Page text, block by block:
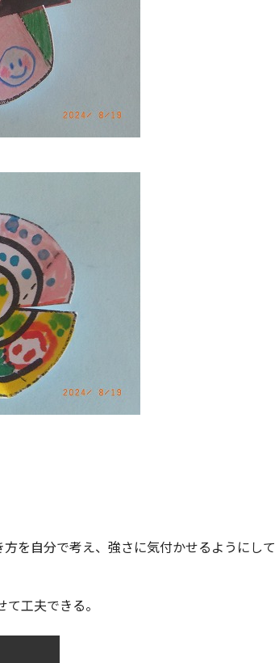
を自分で考え、強さに気付かせるようにして
工夫できる。